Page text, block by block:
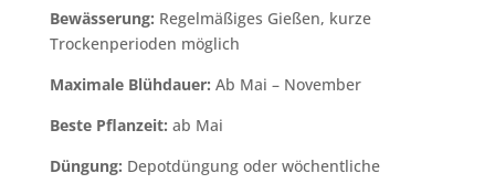
Bewässerung: Regelmäßiges Gießen, kurze
Trockenperioden möglich
Maximale Blühdauer: Ab Mai – November
Beste Pflanzeit: ab Mai
Düngung: Depotdüngung oder wöchentliche